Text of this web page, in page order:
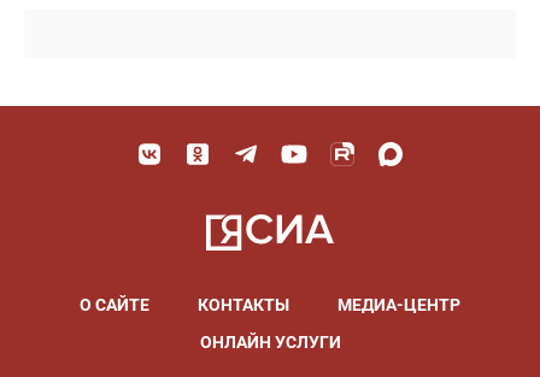
О САЙТЕ КОНТАКТЫ
МЕДИА-ЦЕНТР
ОНЛАЙН УСЛУГИ